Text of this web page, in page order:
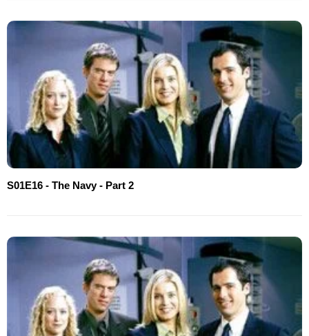
S01E16 - The Navy - Part 2